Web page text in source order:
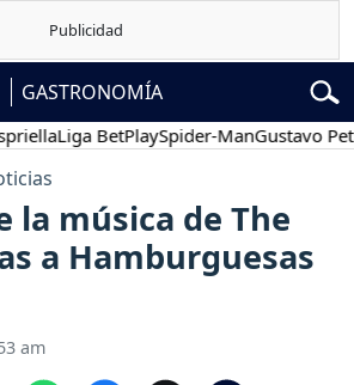
GASTRONOMÍA
Liga BetPlaySpider-ManGustavo Petro
la música de The
a Hamburguesas
am